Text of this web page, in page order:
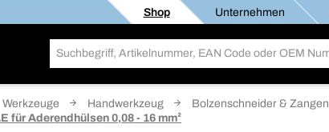
Shop Unternehmen
Werkzeuge Handwerkzeug Bolzenschneider & Zangen
für Aderendhülsen 0,08 - 16 mm²